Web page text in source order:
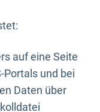
auf eine Seite
Portals und bei
Daten über